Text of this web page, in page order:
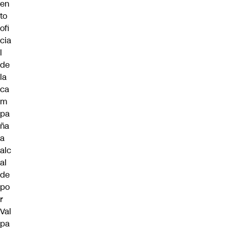
en
to
ofi
cia
l
de
la
ca
m
pa
ña
a
alc
al
de
po
r
Val
pa